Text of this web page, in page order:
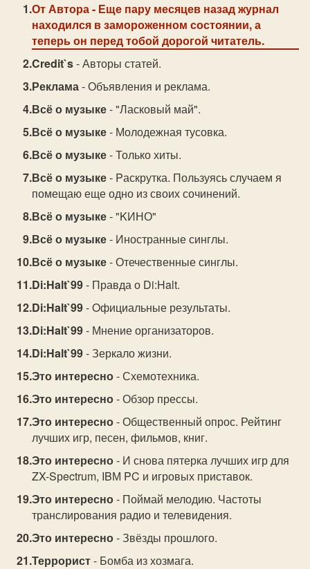
От Автора- Еще пару месяцев назад журнал
находился в замороженном состоянии, а
теперь он перед тобой дорогой читатель.
Credit`s- Авторы статей.
Реклама- Объявления и реклама.
Всё о музыке- "Ласковый май".
Всё о музыке- Молодежная тусовка.
Всё о музыке- Только хиты.
Всё о музыке- Pаскрутка. Пользуясь случаем я
помещаю еще одно из своих сочинений.
Всё о музыке- "KИНО"
Всё о музыке- Иностранные синглы.
Всё о музыке- Отечественные синглы.
Di:Halt`99- Правда о Di:Halt.
Di:Halt`99- Oфициальные результаты.
Di:Halt`99- Мнение организаторов.
Di:Halt`99- Зеркало жизни.
Это интересно- Схемотехника.
Это интересно- Обзор прессы.
Это интересно- Общественный опрос. Рейтинг
лучших игр, песен, фильмов, книг.
Это интересно- И снова пятерка лучших игр для
ZX-Sрectrum, IBМ PC и игровых приставок.
Это интересно- Поймай мелодию. Частоты
транслирования радио и телевидения.
Это интересно- Звёзды прошлого.
Террорист- Бомба из хозмага.